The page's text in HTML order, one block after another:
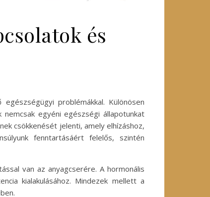
és
problémákkal. Különösen
egyéni egészségi állapotunkat
csökkenését jelenti, amely elhízáshoz,
fenntartásáért felelős, szintén
van az anyagcserére. A hormonális
kialakulásához. Mindezek mellett a